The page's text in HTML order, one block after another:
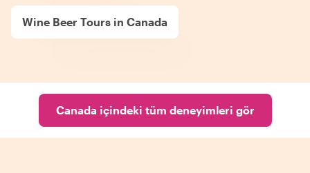
Wine Beer Tours in Canada
Canada içindeki tüm deneyimleri gör